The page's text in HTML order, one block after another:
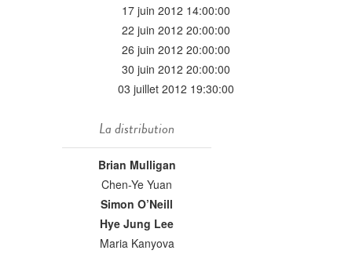
17 juin 2012 14:00:00
22 juin 2012 20:00:00
26 juin 2012 20:00:00
30 juin 2012 20:00:00
03 juillet 2012 19:30:00
La distribution
Brian Mulligan
Chen-Ye Yuan
Simon O’Neill
Hye Jung Lee
Maria Kanyova